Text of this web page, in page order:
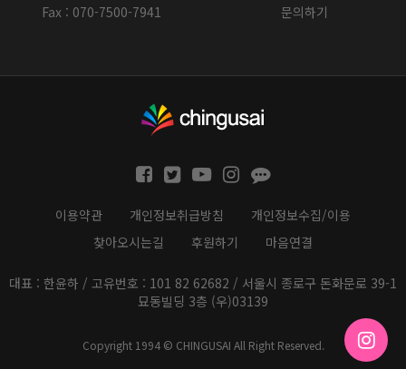
Fax : 070-7500-7941
문의하기
이용약관 개인정보취급방침
개인정보수집/이용
찾아오시는길
후원하기 마음연결
대표 : 한윤하 / 고유번호 : 101 82 62682 / 서울시 종로구 돈화문로 39-1
묘동빌딩 3층 (우)03139
Copyright 1994 © CHINGUSAI All Right Reserved.